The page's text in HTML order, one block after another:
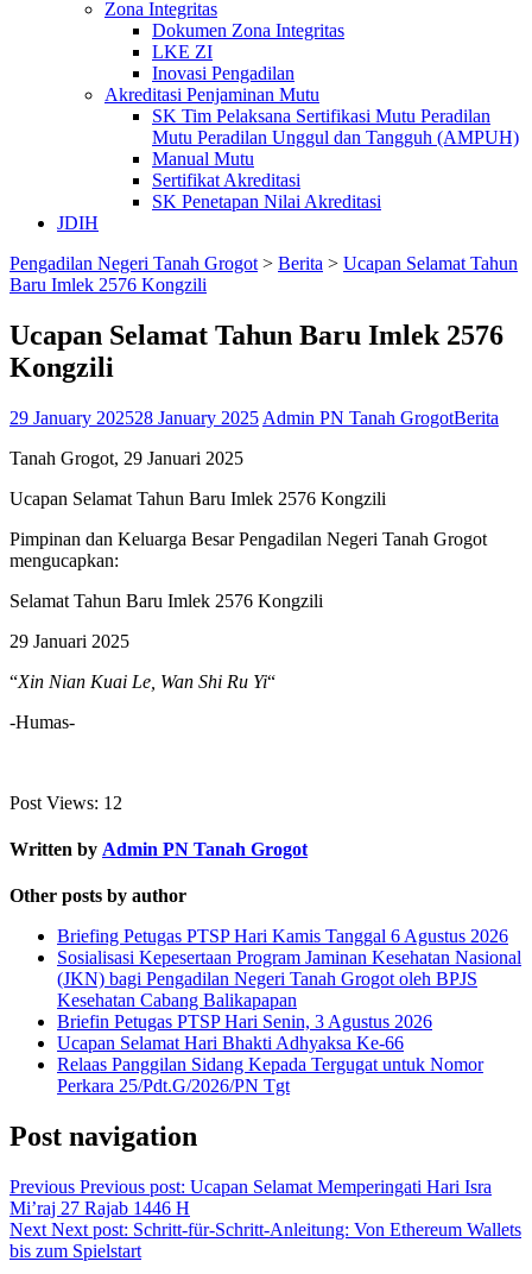
Zona Integritas
Dokumen Zona Integritas
LKE ZI
Inovasi Pengadilan
Akreditasi Penjaminan Mutu
SK Tim Pelaksana Sertifikasi Mutu Peradilan
Mutu Peradilan Unggul dan Tangguh (AMPUH)
Manual Mutu
Sertifikat Akreditasi
SK Penetapan Nilai Akreditasi
JDIH
Pengadilan Negeri Tanah Grogot > Berita > Ucapan Selamat Tahun
Baru Imlek 2576 Kongzili
Ucapan Selamat Tahun Baru Imlek 2576
Kongzili
29 January 202528 January 2025 Admin PN Tanah GrogotBerita
Tanah Grogot, 29 Januari 2025
Ucapan Selamat Tahun Baru Imlek 2576 Kongzili
Pimpinan dan Keluarga Besar Pengadilan Negeri Tanah Grogot
mengucapkan:
Selamat Tahun Baru Imlek 2576 Kongzili
29 Januari 2025
“Xin Nian Kuai Le, Wan Shi Ru Yi“
-Humas-
Post Views: 12
Written by Admin PN Tanah Grogot
Other posts by author
Briefing Petugas PTSP Hari Kamis Tanggal 6 Agustus 2026
Sosialisasi Kepesertaan Program Jaminan Kesehatan Nasional
(JKN) bagi Pengadilan Negeri Tanah Grogot oleh BPJS
Kesehatan Cabang Balikapapan
Briefin Petugas PTSP Hari Senin, 3 Agustus 2026
Ucapan Selamat Hari Bhakti Adhyaksa Ke-66
Relaas Panggilan Sidang Kepada Tergugat untuk Nomor
Perkara 25/Pdt.G/2026/PN Tgt
Post navigation
Previous Previous post: Ucapan Selamat Memperingati Hari Isra
Mi’raj 27 Rajab 1446 H
Next Next post: Schritt-für-Schritt-Anleitung: Von Ethereum Wallets
bis zum Spielstart